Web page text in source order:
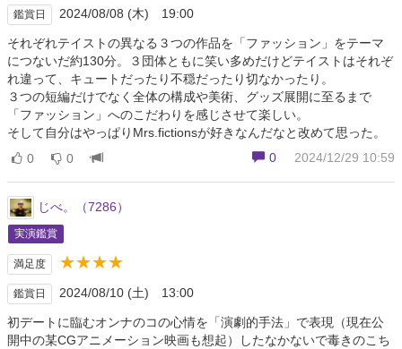
鑑賞日 2024/08/08 (木) 19:00
それぞれテイストの異なる３つの作品を「ファッション」をテーマ
につないだ約130分。３団体ともに笑い多めだけどテイストはそれぞ
れ違って、キュートだったり不穏だったり切なかったり。
３つの短編だけでなく全体の構成や美術、グッズ展開に至るまで
「ファッション」へのこだわりを感じさせて楽しい。
そして自分はやっぱりMrs.fictionsが好きなんだなと改めて思った。
0
2024/12/29 10:59
0 0
じべ。（7286）
実演鑑賞
満足度 ★★★★
鑑賞日 2024/08/10 (土) 13:00
初デートに臨むオンナのコの心情を「演劇的手法」で表現（現在公
開中の某CGアニメーション映画も想起）したなかないで毒きのこち